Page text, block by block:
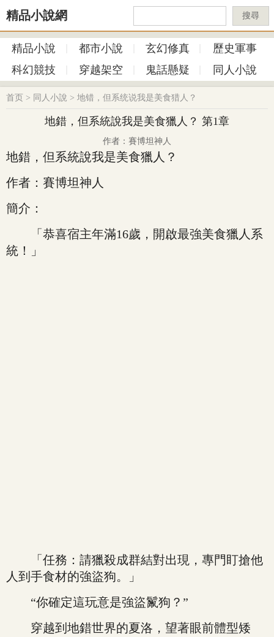
精品小說網 搜尋
精品小說 都市小說 玄幻修真
歷史軍事
科幻競技
穿越架空 鬼話懸疑 同人小說
首页 > 同人小說 > 地错，但系统说我是美食猎人？
地錯，但系統說我是美食獵人？ 第1章
作者：賽博坦神人
地錯，但系統說我是美食獵人？
作者：賽博坦神人
簡介：
「恭喜宿主年滿16歲，開啟最強美食獵人系
統！」
「任務：請獵殺成群結對出現，專門盯搶他
人到手食材的強盜狗。」
“你確定這玩意是強盜鬣狗？”
穿越到地錯世界的夏洛，望著眼前體型矮